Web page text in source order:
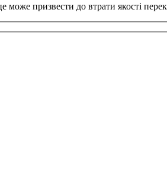
призвести до втрати якості